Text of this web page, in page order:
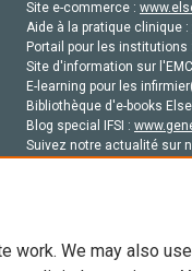
Site e-commerce :
Aide à la pratique clinique :
Portail pour les institutions :
Site d'information sur
E-learning pour les
Bibliothèque d'e-books
Blog special IFSI :
Suivez notre actualité sur
work. We may also